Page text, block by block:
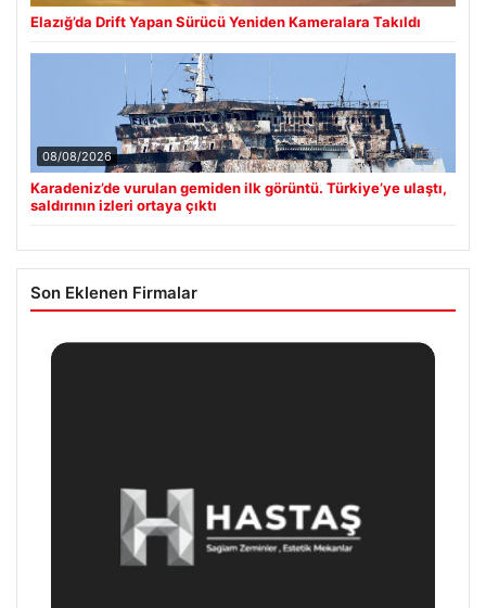
Elazığ’da Drift Yapan Sürücü Yeniden Kameralara Takıldı
08/08/2026
Karadeniz’de vurulan gemiden ilk görüntü. Türkiye’ye ulaştı,
saldırının izleri ortaya çıktı
Son Eklenen Firmalar